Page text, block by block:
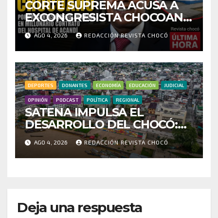
CORTE SUPREMA ACUSA A
EXCONGRESISTA CHOCOANO
POR PRESUNTAS
IRREGULARIDADES EN
MILLONARIO CONTRATO
DEL HOSPITAL DE ACANDÍ
AGO 4, 2026 REDACCIÓN REVISTA CHOCÓ
DEPORTES DONANTES ECONOMÍA EDUCACIÓN JUDICIAL
OPINIÓN PODCAST POLÍTICA REGIONAL
SATENA IMPULSA EL
DESARROLLO DEL CHOCÓ:
MÁS DE 35 MIL PASAJEROS
MOVILIZADOS Y NUEVAS
RUTAS FORTALECEN LA
AGO 4, 2026 REDACCIÓN REVISTA CHOCÓ
Deja una respuesta